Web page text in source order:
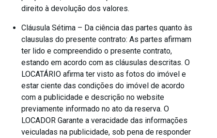
direito à devolução dos valores.
Cláusula Sétima – Da ciência das partes quanto às
clausulas do presente contrato: As partes afirmam
ter lido e compreendido o presente contrato,
estando em acordo com as cláusulas descritas. O
LOCATÁRIO afirma ter visto as fotos do imóvel e
estar ciente das condições do imóvel de acordo
com a publicidade e descrição no website
previamente informado no ato da reserva. O
LOCADOR Garante a veracidade das informações
veiculadas na publicidade, sob pena de responder